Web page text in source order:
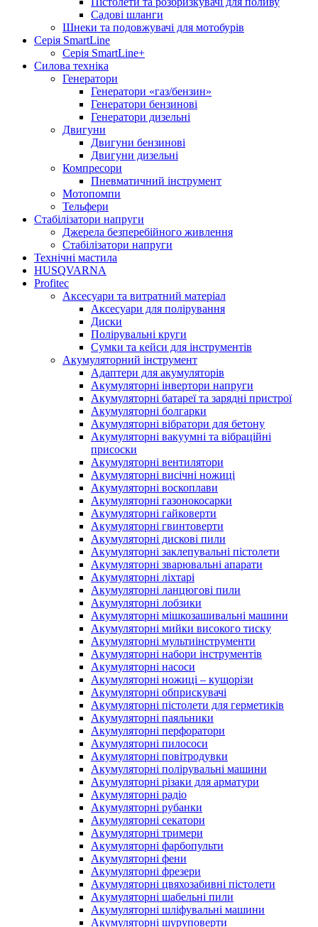
Садові шланги
Шнеки та подовжувачі для мотобурів
Серія SmartLine
Серія SmartLine+
Силова техніка
Генератори
Генератори «газ/бензин»
Генератори бензинові
Генератори дизельні
Двигуни
Двигуни бензинові
Двигуни дизельні
Компресори
Пневматичний інструмент
Мотопомпи
Тельфери
Стабілізатори напруги
Джерела безперебійного живлення
Стабілізатори напруги
Технічні мастила
HUSQVARNA
Profitec
Аксесуари та витратний матеріал
Аксесуари для полірування
Диски
Полірувальні круги
Сумки та кейси для інструментів
Акумуляторний інструмент
Адаптери для акумуляторів
Акумуляторні інвертори напруги
Акумуляторні батареї та зарядні пристрої
Акумуляторні болгарки
Акумуляторні вібратори для бетону
Акумуляторні вакуумні та вібраційні
присоски
Акумуляторні вентилятори
Акумуляторні висічні ножиці
Акумуляторні воскоплави
Акумуляторні газонокосарки
Акумуляторні гайковерти
Акумуляторні гвинтоверти
Акумуляторні дискові пили
Акумуляторні заклепувальні пістолети
Акумуляторні зварювальні апарати
Акумуляторні ліхтарі
Акумуляторні ланцюгові пили
Акумуляторні лобзики
Акумуляторні мішкозашивальні машини
Акумуляторні мийки високого тиску
Акумуляторні мультиінструменти
Акумуляторні набори інструментів
Акумуляторні насоси
Акумуляторні ножиці – кущорізи
Акумуляторні обприскувачі
Акумуляторні пістолети для герметиків
Акумуляторні паяльники
Акумуляторні перфоратори
Акумуляторні пилососи
Акумуляторні повітродувки
Акумуляторні полірувальні машини
Акумуляторні різаки для арматури
Акумуляторні радіо
Акумуляторні рубанки
Акумуляторні секатори
Акумуляторні тримери
Акумуляторні фарбопульти
Акумуляторні фени
Акумуляторні фрезери
Акумуляторні цвяхозабивні пістолети
Акумуляторні шабельні пили
Акумуляторні шліфувальні машини
Акумуляторні шуруповерти